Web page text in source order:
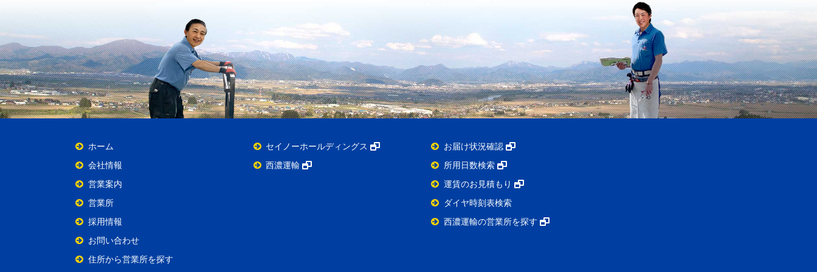
ホーム
会社情報
営業案内
営業所
採用情報
お問い合わせ
住所から営業所を探す
セイノーホールディングス
西濃運輸
お届け状況確認
所用日数検索
運賃のお見積もり
ダイヤ時刻表検索
西濃運輸の営業所を探す